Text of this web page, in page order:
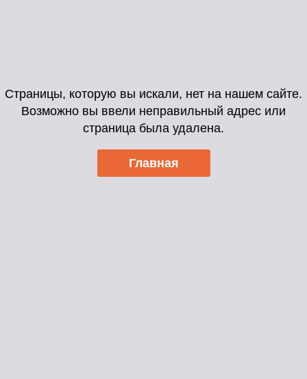
Страницы, которую вы искали, нет на нашем сайте.
Возможно вы ввели неправильный адрес или
страница была удалена.
Главная